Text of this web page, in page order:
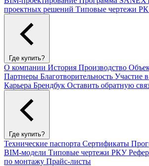
проектных решений Типовые чертежи
Где купить?
О компании История Производство
Партнеры Благотворительность Участие
Карьера Брендбук Оставить обратную
Где купить?
Технические паспорта Сертификаты
BIM-модели Типовые чертежи РКУ
по монтажу Прайс-листы